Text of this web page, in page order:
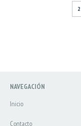
2
NAVEGACIÓN
Inicio
Contacto